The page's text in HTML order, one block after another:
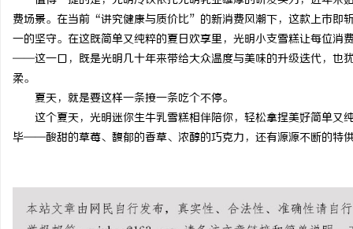
费场景。在当前“讲究健康与质价比”的新消费风潮下，这款上市即
一的坚守。在这既简单又纯粹的夏日欢享里，光明小支雪糕让每位
——这一口，既是光明几十年来带给大众温度与美味的升级迭代，也
柔。
夏天，就是要这样一条接一条吃个不停。
这个夏天，光明迷你生牛乳雪糕相伴陪你，轻松拿捏美好简单
毕——酸甜的草莓、馥郁的香草、浓醇的巧克力，还有源源不断的特